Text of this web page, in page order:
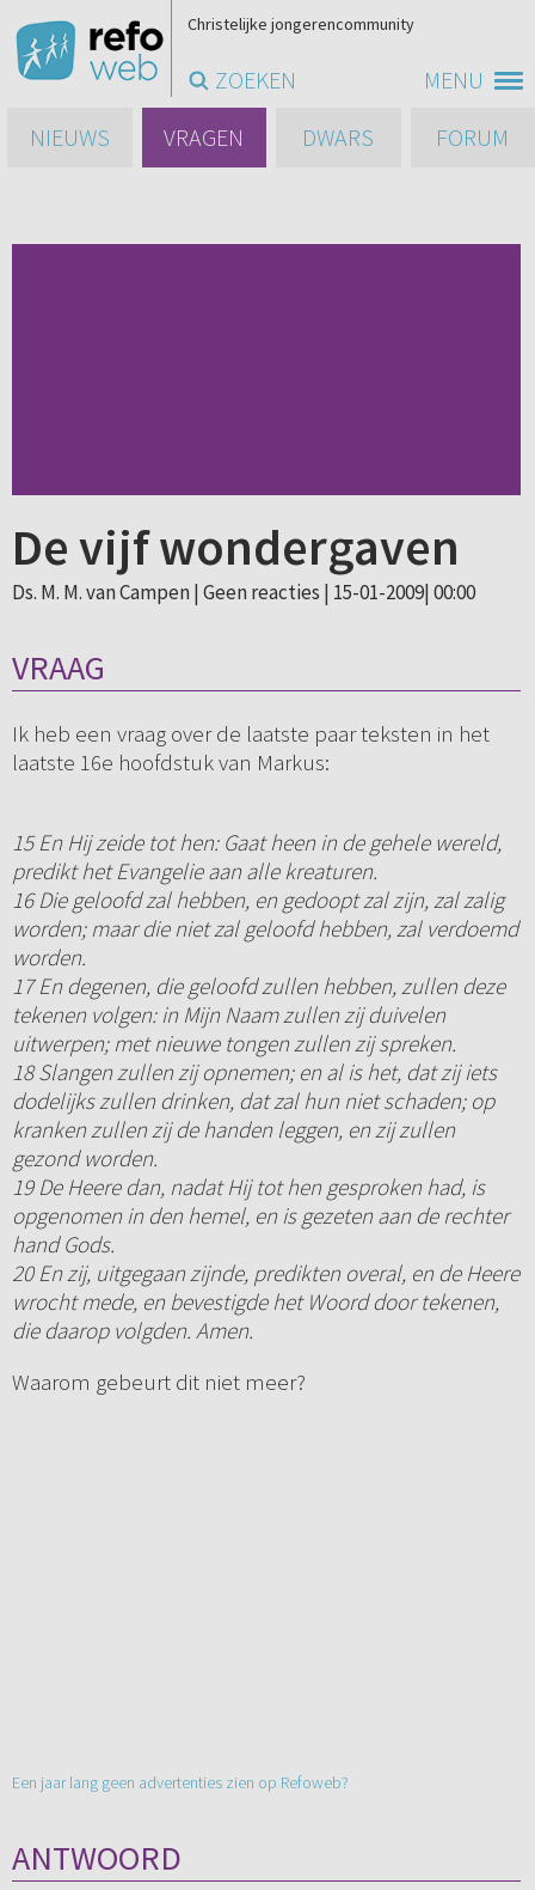
MENU
Christelijke jongerencommunity
ZOEKEN
NIEUWS
VRAGEN DWARS FORUM
De vijf wondergaven
Ds. M. M. van Campen | Geen reacties | 15-01-2009| 00:00
VRAAG
Ik heb een vraag over de laatste paar teksten in het
laatste 16e hoofdstuk van Markus:
15 En Hij zeide tot hen: Gaat heen in de gehele wereld,
predikt het Evangelie aan alle kreaturen.
16 Die geloofd zal hebben, en gedoopt zal zijn, zal zalig
worden; maar die niet zal geloofd hebben, zal verdoemd
worden.
17 En degenen, die geloofd zullen hebben, zullen deze
tekenen volgen: in Mijn Naam zullen zij duivelen
uitwerpen; met nieuwe tongen zullen zij spreken.
18 Slangen zullen zij opnemen; en al is het, dat zij iets
dodelijks zullen drinken, dat zal hun niet schaden; op
kranken zullen zij de handen leggen, en zij zullen
gezond worden.
19 De Heere dan, nadat Hij tot hen gesproken had, is
opgenomen in den hemel, en is gezeten aan de rechter
hand Gods.
20 En zij, uitgegaan zijnde, predikten overal, en de Heere
wrocht mede, en bevestigde het Woord door tekenen,
die daarop volgden. Amen.
Waarom gebeurt dit niet meer?
Een jaar lang geen advertenties zien op Refoweb?
ANTWOORD